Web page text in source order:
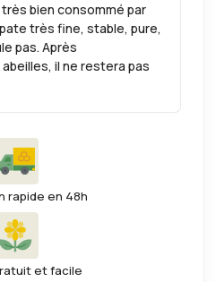
bien consommé par
très fine, stable, pure,
pas. Après
il ne restera pas
rapide en 48h
et facile